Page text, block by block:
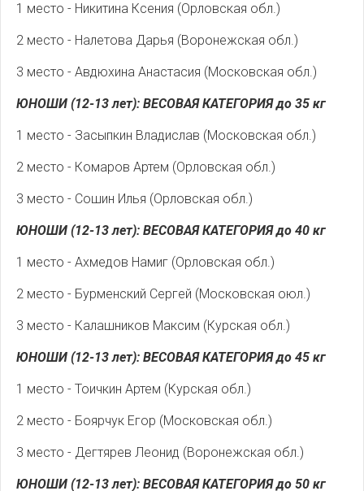
1 место - Никитина Ксения (Орловская обл.)
2 место - Налетова Дарья (Воронежская обл.)
3 место - Авдюхина Анастасия (Московская обл.)
ЮНОШИ (12-13 лет): ВЕСОВАЯ КАТЕГОРИЯ до 35 кг
1 место - Засыпкин Владислав (Московская обл.)
2 место - Комаров Артем (Орловская обл.)
3 место - Сошин Илья (Орловская обл.)
ЮНОШИ (12-13 лет): ВЕСОВАЯ КАТЕГОРИЯ до 40 кг
1 место - Ахмедов Намиг (Орловская обл.)
2 место - Бурменский Сергей (Московская оюл.)
3 место - Калашников Максим (Курская обл.)
ЮНОШИ (12-13 лет): ВЕСОВАЯ КАТЕГОРИЯ до 45 кг
1 место - Тоичкин Артем (Курская обл.)
2 место - Боярчук Егор (Московская обл.)
3 место - Дегтярев Леонид (Воронежская обл.)
ЮНОШИ (12-13 лет): ВЕСОВАЯ КАТЕГОРИЯ до 50 кг